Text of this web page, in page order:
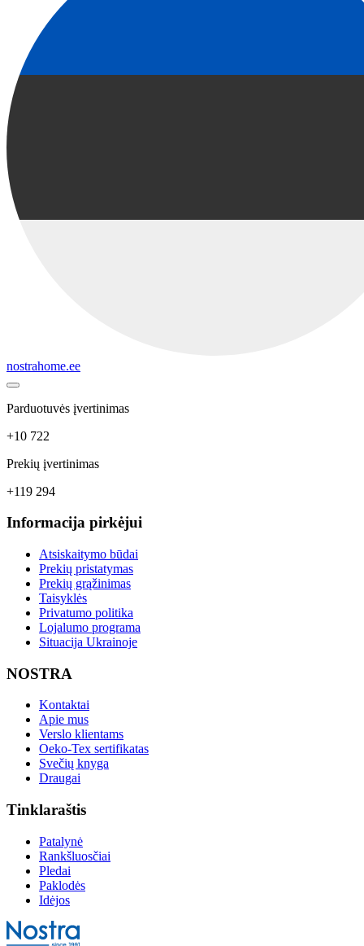
nostrahome.ee
Parduotuvės įvertinimas
+10 722
Prekių įvertinimas
+119 294
Informacija pirkėjui
Atsiskaitymo būdai
Prekių pristatymas
Prekių grąžinimas
Taisyklės
Privatumo politika
Lojalumo programa
Situacija Ukrainoje
NOSTRA
Kontaktai
Apie mus
Verslo klientams
Oeko-Tex sertifikatas
Svečių knyga
Draugai
Tinklaraštis
Patalynė
Rankšluosčiai
Pledai
Paklodės
Idėjos